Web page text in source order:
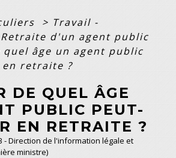
> Travail -
Retraite d'un agent public
âge un agent public
retraite ?
DE QUEL ÂGE
PUBLIC PEUT-
EN RETRAITE ?
- Direction de l'information légale et
ministre)